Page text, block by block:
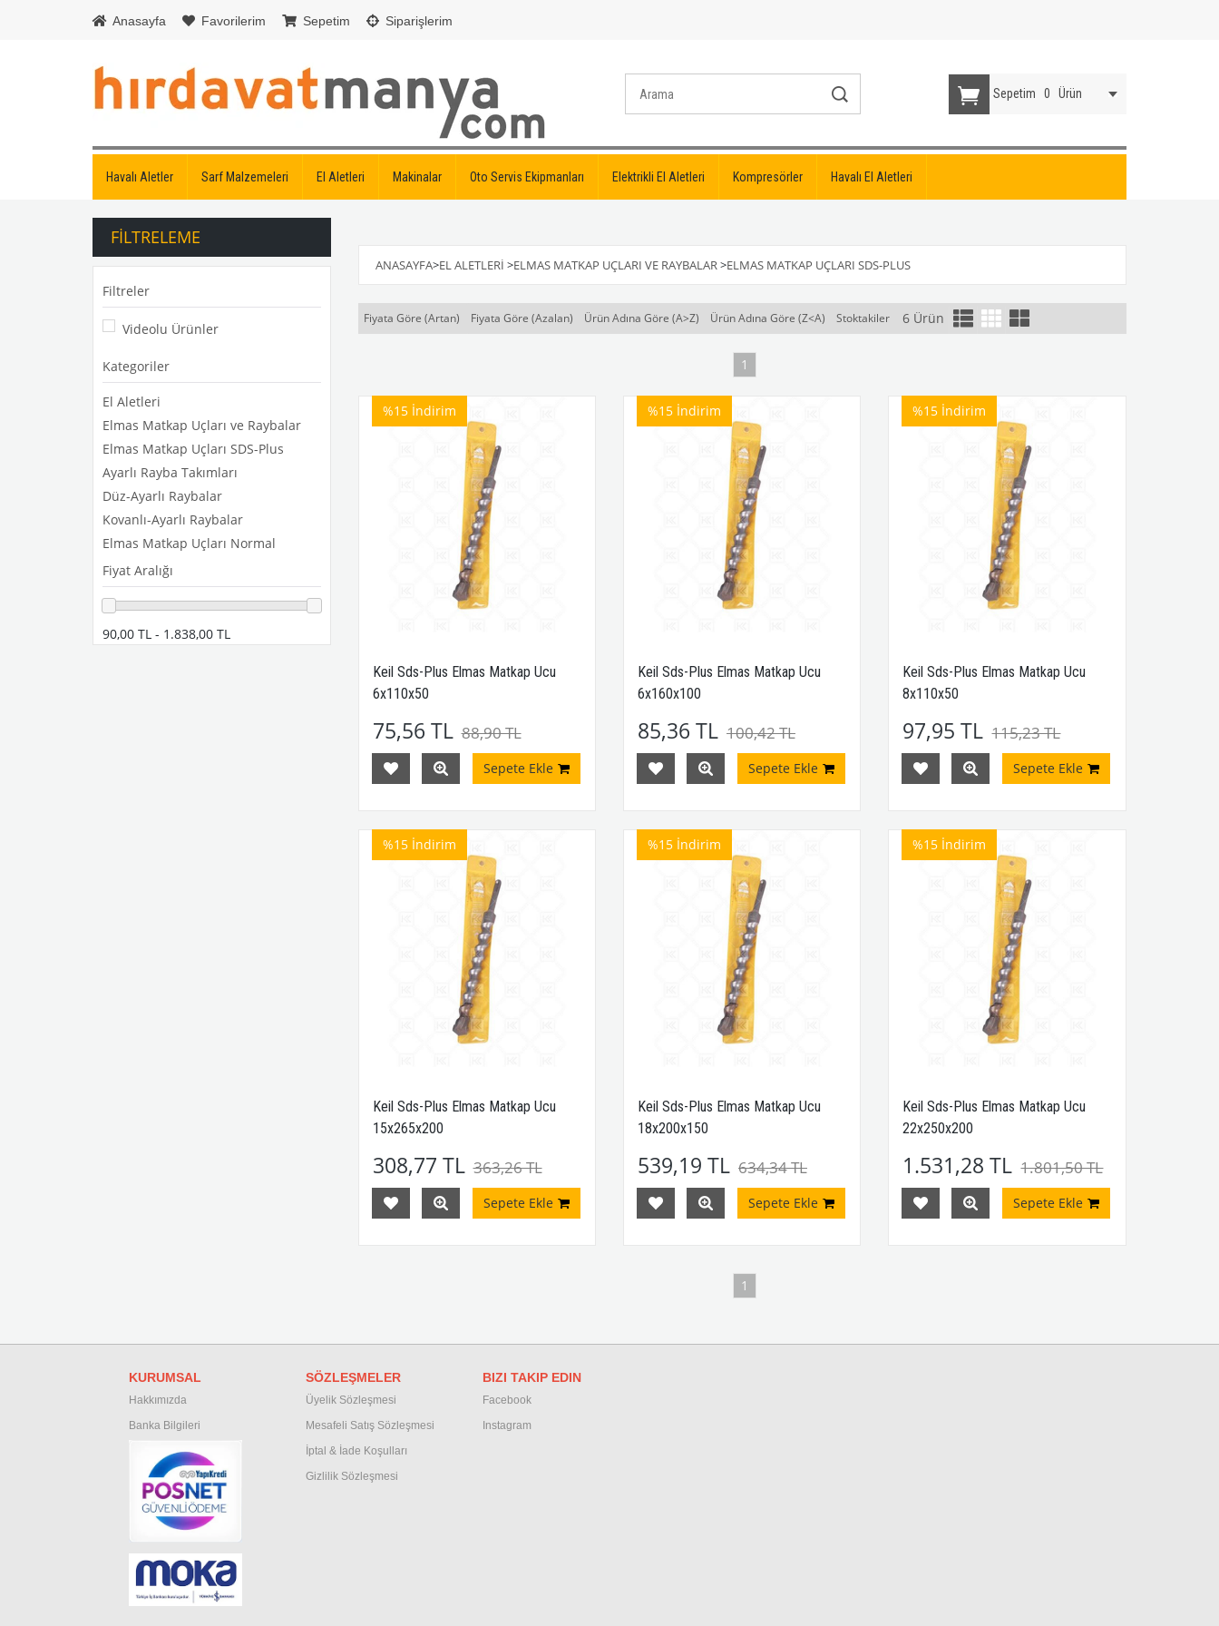
Anasayfa Favorilerim Sepetim Siparişlerim
Sepetim 0 Ürün
Havalı Aletler Sarf Malzemeleri El Aletleri Makinalar Oto Servis Ekipmanları Elektrikli El Aletleri Kompresörler Havalı El Aletleri
FILTRELEME
Filtreler
Videolu Ürünler
Kategoriler
El Aletleri
Elmas Matkap Uçları ve Raybalar
Elmas Matkap Uçları SDS-Plus
Ayarlı Rayba Takımları
Düz-Ayarlı Raybalar
Kovanlı-Ayarlı Raybalar
Elmas Matkap Uçları Normal
Fiyat Aralığı
90,00 TL - 1.838,00 TL
ANASAYFA>EL ALETLERI >ELMAS MATKAP UÇLARI VE RAYBALAR>ELMAS MATKAP UÇLARI SDS-PLUS
Fiyata Göre (Artan) Fiyata Göre (Azalan) Ürün Adına Göre (A>Z) Ürün Adına Göre (Z<A) Stoktakiler 6 Ürün
1
Keil Sds-Plus Elmas Matkap Ucu
6x110x50
75,56 TL 88,90 TL
Sepete Ekle
%15 İndirim
Keil Sds-Plus Elmas Matkap Ucu
6x160x100
85,36 TL 100,42 TL
Sepete Ekle
%15 İndirim
Keil Sds-Plus Elmas Matkap Ucu
8x110x50
97,95 TL 115,23 TL
Sepete Ekle
%15 İndirim
Keil Sds-Plus Elmas Matkap Ucu
15x265x200
308,77 TL 363,26 TL
Sepete Ekle
%15 İndirim
Keil Sds-Plus Elmas Matkap Ucu
18x200x150
539,19 TL 634,34 TL
Sepete Ekle
%15 İndirim
Keil Sds-Plus Elmas Matkap Ucu
22x250x200
1.531,28 TL 1.801,50 TL
Sepete Ekle
%15 İndirim
1
KURUMSAL
Hakkımızda
Banka Bilgileri
SÖZLEŞMELER
Üyelik Sözleşmesi
Mesafeli Satış Sözleşmesi
İptal & İade Koşulları
Gizlilik Sözleşmesi
BIZI TAKIP EDIN
Facebook
Instagram